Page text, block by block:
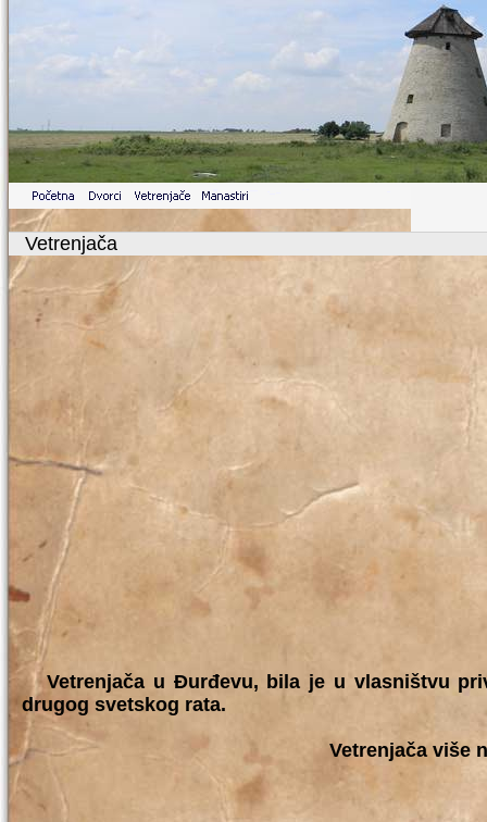
Vetrenjača
Vetrenjača u Đurđevu, bila je u vlasništvu
drugog svetskog rata.
Vetrenjača više